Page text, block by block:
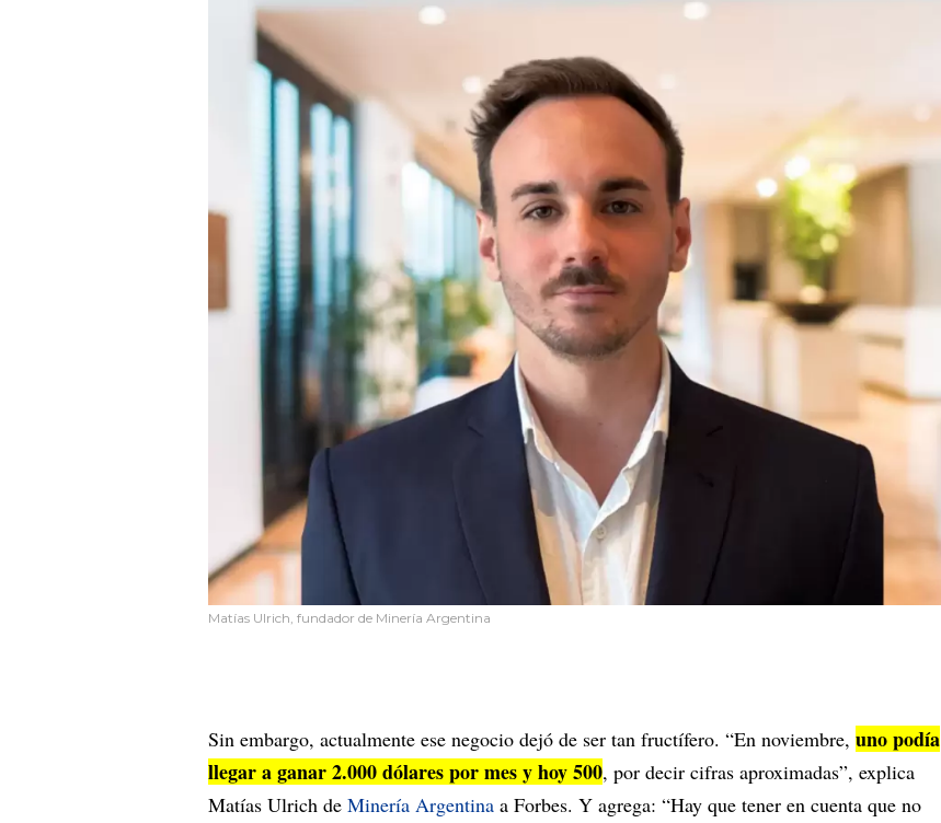
Matías Ulrich, fundador de Minería Argentina
Sin embargo, actualmente ese negocio dejó de ser tan fructífero. “En noviembre, uno podía
llegar a ganar 2.000 dólares por mes y hoy 500, por decir cifras aproximadas”, explica
Matías Ulrich de Minería Argentina a Forbes. Y agrega: “Hay que tener en cuenta que no